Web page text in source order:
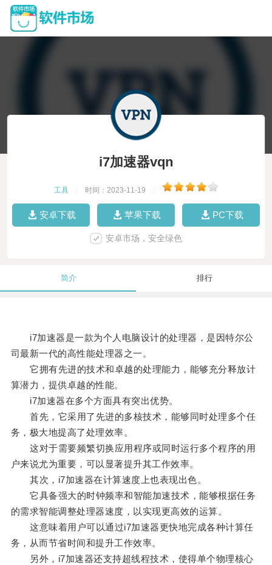
i7加速器vqn
工具 时间：2023-11-19
安卓下载 苹果下载 PC下载
安卓市场，安全绿色
简介 排行
i7加速器是一款为个人电脑设计的处理器，是因特尔公
司最新一代的高性能处理器之一。
它拥有先进的技术和卓越的处理能力，能够充分释放计
算潜力，提供卓越的性能。
i7加速器在多个方面具有突出优势。
首先，它采用了先进的多核技术，能够同时处理多个任
务，极大地提高了处理效率。
这对于需要频繁切换应用程序或同时运行多个程序的用
户来说尤为重要，可以显著提升其工作效率。
其次，i7加速器在计算速度上也表现出色。
它具备强大的时钟频率和智能加速技术，能够根据任务
的需求智能调整处理器速度，以实现更高效的运算。
这意味着用户可以通过i7加速器更快地完成各种计算任
务，从而节省时间和提升工作效率。
另外，i7加速器还支持超线程技术，使得单个物理核心